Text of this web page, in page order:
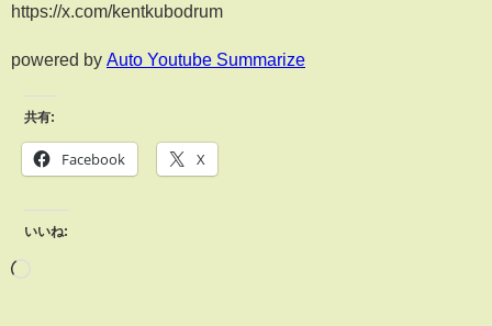
https://x.com/kentkubodrum
powered by Auto Youtube Summarize
共有:
Facebook X
いいね: